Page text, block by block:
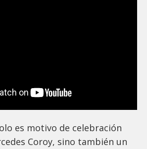
es motivo de celebración
Coroy, sino también un